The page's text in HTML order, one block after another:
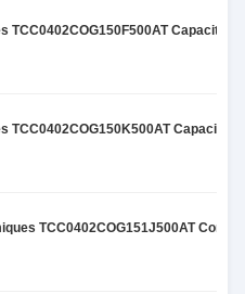
TCC0402COG150F500AT
TCC0402COG150K500AT
TCC0402COG151J500AT